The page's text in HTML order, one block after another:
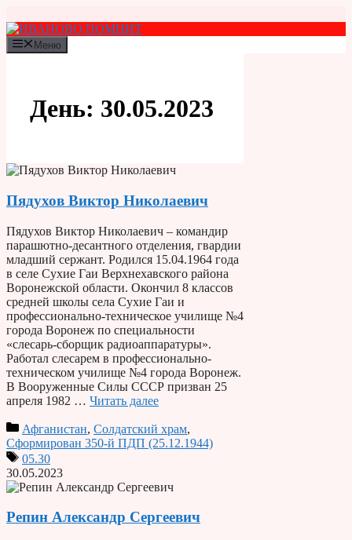
к
содержимому
Меню
День: 30.05.2023
Пядухов Виктор Николаевич
Пядухов Виктор Николаевич – командир
парашютно-десантного отделения, гвардии
младший сержант. Родился 15.04.1964 года
в селе Сухие Гаи Верхнехавского района
Воронежской области. Окончил 8 классов
средней школы села Сухие Гаи и
профессионально-техническое училище №4
города Воронеж по специальности
«слесарь-сборщик радиоаппаратуры».
Работал слесарем в профессионально-
техническом училище №4 города Воронеж.
В Вооруженные Силы СССР призван 25
апреля 1982 … Читать далее
Афганистан, Солдатский храм,
Сформирован 350-й ПДП (25.12.1944)
05.30
30.05.2023
Репин Александр Сергеевич